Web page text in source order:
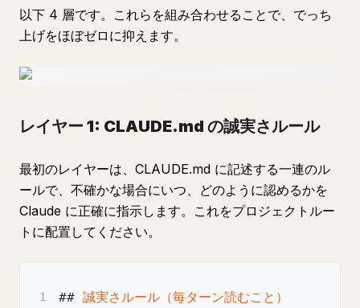
以下 4 層です。これらを組み合わせることで、でっち
上げをほぼゼロに抑えます。
レイヤー 1: CLAUDE.md の誠実さルール
最初のレイヤーは、CLAUDE.md に記述する一連のル
ールで、不確かな場合にいつ、どのように認めるかを
Claude に正確に指示します。これをプロジェクトルー
トに配置してください。
1 ## 誠実さルール（毎ターン読むこと）